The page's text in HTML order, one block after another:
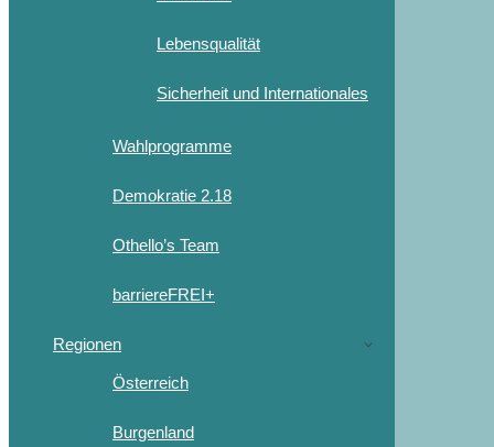
Lebensqualität
Sicherheit und Internationales
Wahlprogramme
Demokratie 2.18
Othello’s Team
barriereFREI+
Regionen
Österreich
Burgenland